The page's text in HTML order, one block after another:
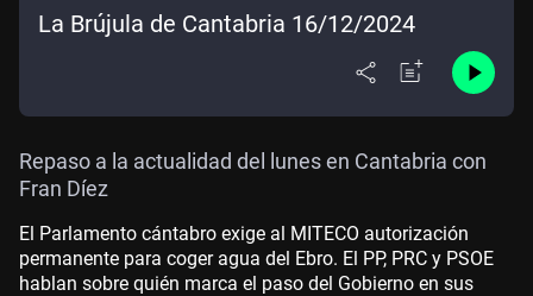
La Brújula de Cantabria 16/12/2024
Repaso a la actualidad del lunes en Cantabria con
Fran Díez
El Parlamento cántabro exige al MITECO autorización
permanente para coger agua del Ebro. El PP, PRC y PSOE
hablan sobre quién marca el paso del Gobierno en sus